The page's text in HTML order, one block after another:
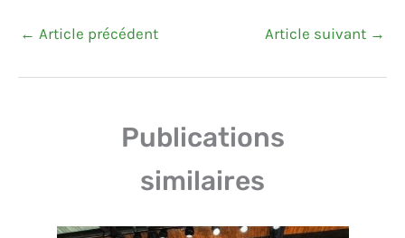
← Article précédent Article suivant →
Publications
similaires